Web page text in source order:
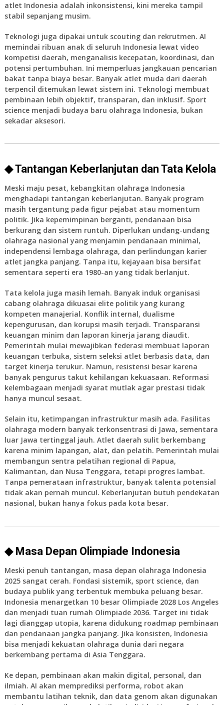
atlet Indonesia adalah inkonsistensi, kini mereka tampil
stabil sepanjang musim.
Teknologi juga dipakai untuk scouting dan rekrutmen. AI
memindai ribuan anak di seluruh Indonesia lewat video
kompetisi daerah, menganalisis kecepatan, koordinasi, dan
potensi pertumbuhan. Ini memperluas jangkauan pencarian
bakat tanpa biaya besar. Banyak atlet muda dari daerah
terpencil ditemukan lewat sistem ini. Teknologi membuat
pembinaan lebih objektif, transparan, dan inklusif. Sport
science menjadi budaya baru olahraga Indonesia, bukan
sekadar aksesori.
◆ Tantangan Keberlanjutan dan Tata Kelola
Meski maju pesat, kebangkitan olahraga Indonesia
menghadapi tantangan keberlanjutan. Banyak program
masih tergantung pada figur pejabat atau momentum
politik. Jika kepemimpinan berganti, pendanaan bisa
berkurang dan sistem runtuh. Diperlukan undang-undang
olahraga nasional yang menjamin pendanaan minimal,
independensi lembaga olahraga, dan perlindungan karier
atlet jangka panjang. Tanpa itu, kejayaan bisa bersifat
sementara seperti era 1980-an yang tidak berlanjut.
Tata kelola juga masih lemah. Banyak induk organisasi
cabang olahraga dikuasai elite politik yang kurang
kompeten manajerial. Konflik internal, dualisme
kepengurusan, dan korupsi masih terjadi. Transparansi
keuangan minim dan laporan kinerja jarang diaudit.
Pemerintah mulai mewajibkan federasi membuat laporan
keuangan terbuka, sistem seleksi atlet berbasis data, dan
target kinerja terukur. Namun, resistensi besar karena
banyak pengurus takut kehilangan kekuasaan. Reformasi
kelembagaan menjadi syarat mutlak agar prestasi tidak
hanya muncul sesaat.
Selain itu, ketimpangan infrastruktur masih ada. Fasilitas
olahraga modern banyak terkonsentrasi di Jawa, sementara
luar Jawa tertinggal jauh. Atlet daerah sulit berkembang
karena minim lapangan, alat, dan pelatih. Pemerintah mulai
membangun sentra pelatihan regional di Papua,
Kalimantan, dan Nusa Tenggara, tetapi progres lambat.
Tanpa pemerataan infrastruktur, banyak talenta potensial
tidak akan pernah muncul. Keberlanjutan butuh pendekatan
nasional, bukan hanya fokus pada kota besar.
◆ Masa Depan Olimpiade Indonesia
Meski penuh tantangan, masa depan olahraga Indonesia
2025 sangat cerah. Fondasi sistemik, sport science, dan
budaya publik yang terbentuk membuka peluang besar.
Indonesia menargetkan 10 besar Olimpiade 2028 Los Angeles
dan menjadi tuan rumah Olimpiade 2036. Target ini tidak
lagi dianggap utopia, karena didukung roadmap pembinaan
dan pendanaan jangka panjang. Jika konsisten, Indonesia
bisa menjadi kekuatan olahraga dunia dari negara
berkembang pertama di Asia Tenggara.
Ke depan, pembinaan akan makin digital, personal, dan
ilmiah. AI akan memprediksi performa, robot akan
membantu latihan teknik, dan data genom akan digunakan